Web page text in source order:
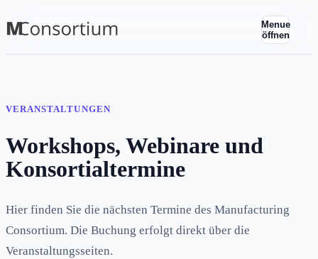
Menue
öffnen
VERANSTALTUNGEN
Workshops, Webinare und
Konsortialtermine
Hier finden Sie die nächsten Termine des Manufacturing
Consortium. Die Buchung erfolgt direkt über die
Veranstaltungsseiten.